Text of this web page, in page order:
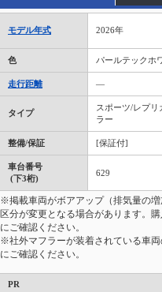
モデル年式 2026年
色 パールテックホ
走行距離 ―
タイプ
スポーツ/レプリ
ラー
整備/保証 [保証付]
車台番号
(下3桁)
629
※掲載車両がボアアップ（排気量の
区分が変更となる場合があります。
にご確認ください。
※社外マフラーが装着されている車
にご確認ください。
PR